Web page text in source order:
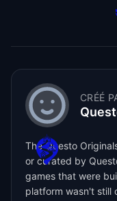
CRÉÉ
The Questo
or curated by
games that were
platform wasn't still